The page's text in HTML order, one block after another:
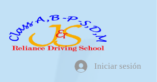
Iniciar sesión